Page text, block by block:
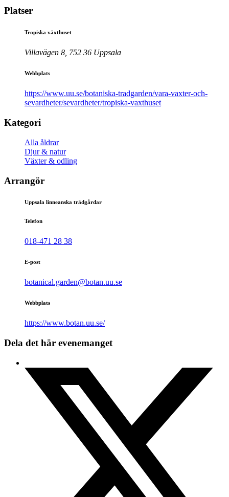
Platser
Tropiska växthuset
Villavägen 8, 752 36 Uppsala
Webbplats
https://www.uu.se/botaniska-tradgarden/vara-vaxter-och-
sevardheter/sevardheter/tropiska-vaxthuset
Kategori
Alla åldrar
Djur & natur
Växter & odling
Arrangör
Uppsala linneanska trädgårdar
Telefon
018-471 28 38
E-post
botanical.garden@botan.uu.se
Webbplats
https://www.botan.uu.se/
Dela det här evenemanget